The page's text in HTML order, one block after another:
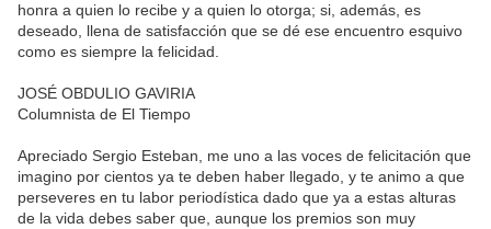
honra a quien lo recibe y a quien lo otorga; si, además, es
deseado, llena de satisfacción que se dé ese encuentro esquivo
como es siempre la felicidad.
JOSÉ OBDULIO GAVIRIA
Columnista de El Tiempo
Apreciado Sergio Esteban, me uno a las voces de felicitación que
imagino por cientos ya te deben haber llegado, y te animo a que
perseveres en tu labor periodística dado que ya a estas alturas
de la vida debes saber que, aunque los premios son muy